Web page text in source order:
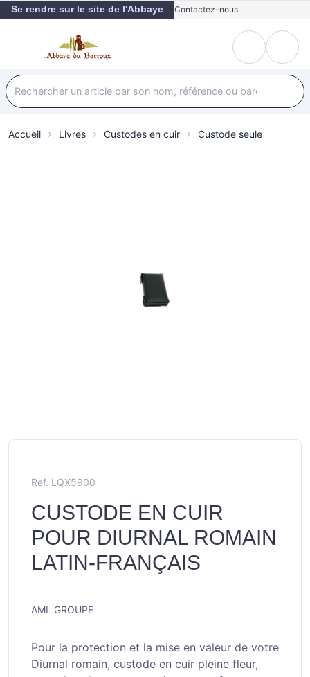
Se rendre sur le site de l'Abbaye Contactez-nous
Accueil Livres Custodes en cuir Custode seule
Ref. LQX5900
CUSTODE EN CUIR
POUR DIURNAL ROMAIN
LATIN-FRANÇAIS
AML GROUPE
Pour la protection et la mise en valeur de votre
Diurnal romain, custode en cuir pleine fleur,